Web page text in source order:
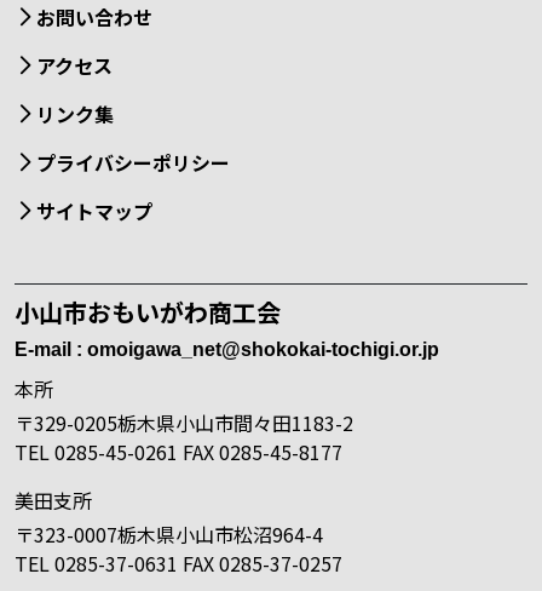
お問い合わせ
アクセス
リンク集
プライバシーポリシー
サイトマップ
小山市おもいがわ商工会
E-mail : omoigawa_net@shokokai-tochigi.or.jp
本所
〒329-0205栃木県小山市間々田1183-2
TEL 0285-45-0261 FAX 0285-45-8177
美田支所
〒323-0007栃木県小山市松沼964-4
TEL 0285-37-0631 FAX 0285-37-0257